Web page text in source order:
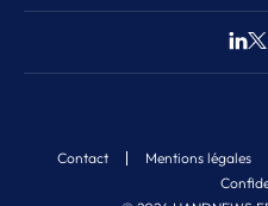
Contact Mentions légales